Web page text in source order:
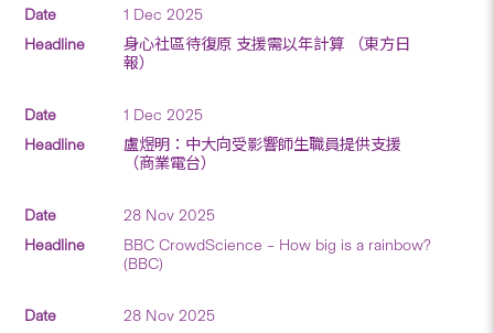
1 Dec 2025
身心社區待復原 支援需以年計算 （東方日
報）
1 Dec 2025
盧煜明：中大向受影響師生職員提供支援
（商業電台）
28 Nov 2025
BBC CrowdScience – How big is a rainbow?
(BBC)
28 Nov 2025